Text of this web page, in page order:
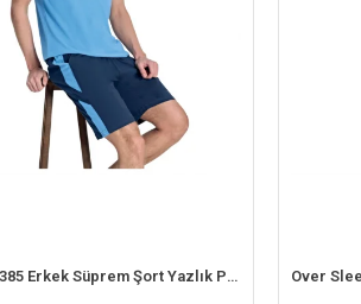
Over Sleep 2385 Erkek Süprem Şort Yazlık Pijama Takım (S-M-L-XL)